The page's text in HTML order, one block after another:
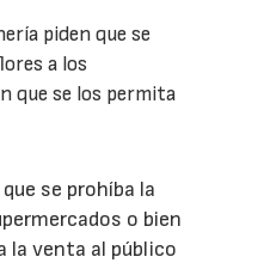
piden que se
a los
que se los permita
se prohíba la
o bien
la venta al público